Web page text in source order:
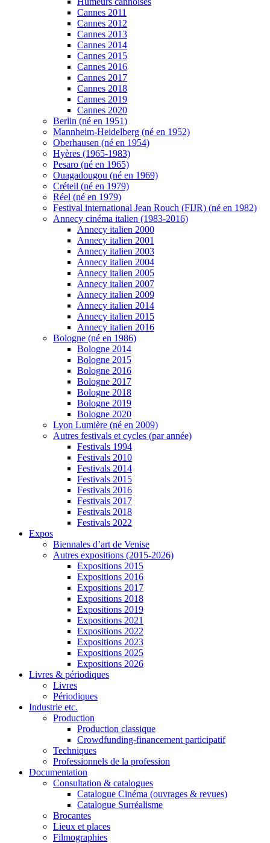
Cannes 2011
Cannes 2012
Cannes 2013
Cannes 2014
Cannes 2015
Cannes 2016
Cannes 2017
Cannes 2018
Cannes 2019
Cannes 2020
Berlin (né en 1951)
Mannheim-Heidelberg (né en 1952)
Oberhausen (né en 1954)
Hyères (1965-1983)
Pesaro (né en 1965)
Ouagadougou (né en 1969)
Créteil (né en 1979)
Réel (né en 1979)
Festival international Jean Rouch (FIJR) (né en 1982)
Annecy cinéma italien (1983-2016)
Annecy italien 2000
Annecy italien 2001
Annecy italien 2003
Annecy italien 2004
Annecy italien 2005
Annecy italien 2007
Annecy italien 2009
Annecy italien 2014
Annecy italien 2015
Annecy italien 2016
Bologne (né en 1986)
Bologne 2014
Bologne 2015
Bologne 2016
Bologne 2017
Bologne 2018
Bologne 2019
Bologne 2020
Lyon Lumière (né en 2009)
Autres festivals et cycles (par année)
Festivals 1994
Festivals 2010
Festivals 2014
Festivals 2015
Festivals 2016
Festivals 2017
Festivals 2018
Festivals 2022
Expos
Biennales d’art de Venise
Autres expositions (2015-2026)
Expositions 2015
Expositions 2016
Expositions 2017
Expositions 2018
Expositions 2019
Expositions 2021
Expositions 2022
Expositions 2023
Expositions 2025
Expositions 2026
Livres & périodiques
Livres
Périodiques
Industrie etc.
Production
Production classique
Crowdfunding-financement participatif
Techniques
Professionnels de la profession
Documentation
Consultation & catalogues
Catalogue Cinéma (ouvrages & revues)
Catalogue Surréalisme
Brocantes
Lieux et places
Filmographies